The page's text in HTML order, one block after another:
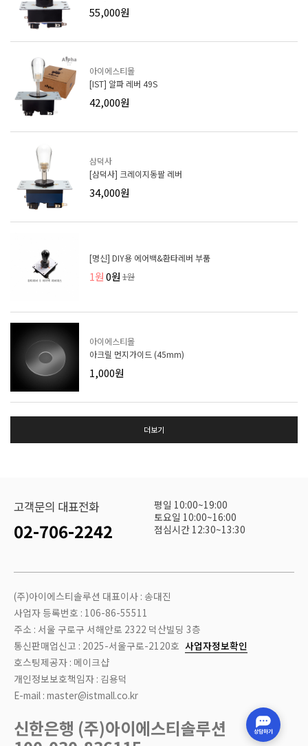
55,000원
아이에스티몰
[IST] 알파 레버 49S
42,000원
삼덕사
[삼덕사] 크레이지동팔 레버
34,000원
[명신] DIY용 에어백&환타레버 부품
1원0원 1원
아이에스티몰
아크릴 먼지가이드 (45mm)
1,000원
더보기
고객문의 대표전화
02-706-2242
평일 10:00~19:00
토요일 10:00~16:00
점심시간 12:30~13:30
(주)아이에스티솔루션 대표이사 : 송대진
사업자 등록번호 : 106-86-55511
주소 : 서울 구로구 서해안로 2322 덕산빌딩 3층
통신판매업신고 : 2025-서울구로-2120호 사업자정보확인
호스팅제공자 : 메이크샵
개인정보보호책임자 : 김용덕
E-mail : master@istmall.co.kr
신한은행 (주)아이에스티솔루션